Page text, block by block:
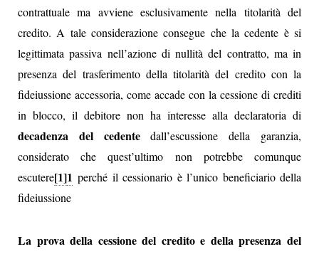
contrattuale ma avviene esclusivamente nella titolarità del
credito. A tale considerazione consegue che la cedente è si
legittimata passiva nell’azione di nullità del contratto, ma in
presenza del trasferimento della titolarità del credito con la
fideiussione accessoria, come accade con la cessione di crediti
in blocco, il debitore non ha interesse alla declaratoria di
decadenza del cedentedall’escussione della garanzia,
considerato che quest’ultimo non potrebbe comunque
escutere[1]1 perché il cessionario è l’unico beneficiario della
fideiussione
La prova della cessione del credito e della presenza del